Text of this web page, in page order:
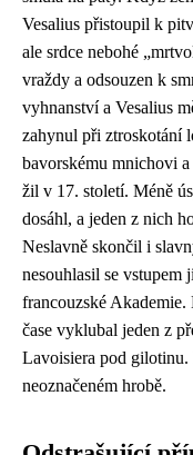
Vesalius přistoupil k
ale srdce nebohé
vraždy a odsouzen k
vyhnanství a Vesalius
zahynul při ztroskotání
bavorskému mnichovi
žil v 17. století. Méně
dosáhl, a jeden z nich
Neslavně skončil i
nesouhlasil se vstupem
francouzské Akademie.
čase vyklubal jeden z
Lavoisiera pod
neoznačeném hrobě.